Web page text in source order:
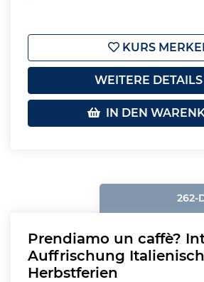
KURS
WEITERE DETAILS
IN DEN
262-
Prendiamo un caffè?
Auffrischung Italienisch
Herbstferien